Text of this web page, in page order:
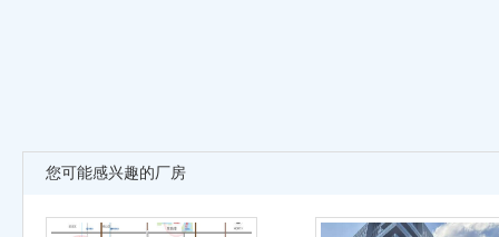
您可能感兴趣的厂房